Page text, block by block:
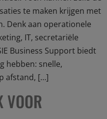
te maken krijgen met
Denk aan operationele
IT, secretariële
Business Support biedt
hebben: snelle,
afstand, […]
VOOR